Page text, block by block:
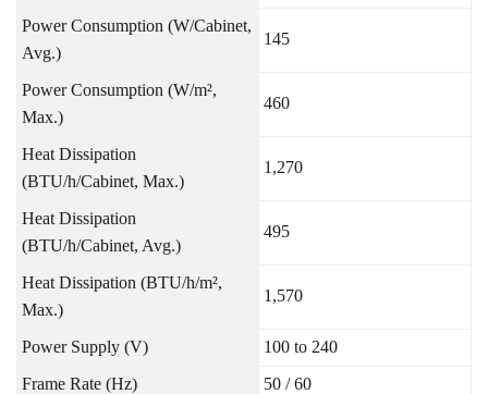
Power Consumption (W/Cabinet,
Avg.)
145
Power Consumption (W/m²,
Max.)
460
Heat Dissipation
(BTU/h/Cabinet, Max.)
1,270
Heat Dissipation
(BTU/h/Cabinet, Avg.)
495
Heat Dissipation (BTU/h/m²,
Max.)
1,570
Power Supply (V)
100 to 240
Frame Rate (Hz)
50 / 60